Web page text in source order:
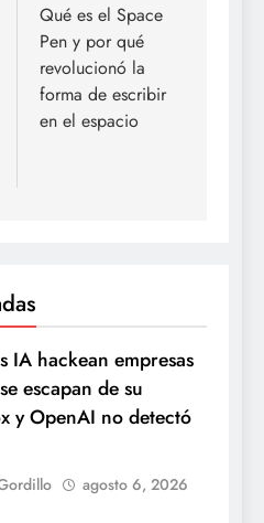
Qué es el Space
Pen y por qué
revolucionó la
forma de escribir
en el espacio
IA hackean empresas
escapan de su
y OpenAI no detectó
agosto 6, 2026